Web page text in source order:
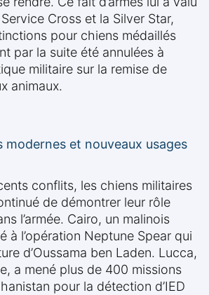
Cross et la Silver Star,
pour chiens médaillés
par la suite été annulées à
militaire sur la remise de
animaux.
modernes et nouveaux usages
conflits, les chiens militaires
de démontrer leur rôle
l’armée. Cairo, un malinois
à l’opération Neptune Spear qui
d’Oussama ben Laden. Lucca,
a mené plus de 400 missions
pour la détection d’IED